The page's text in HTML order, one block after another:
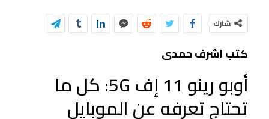
شارك
كتب اشرف حمدى
أوبو رينو 11 إف 5G: كل ما
تحتاج تعرفه عن الموبايل